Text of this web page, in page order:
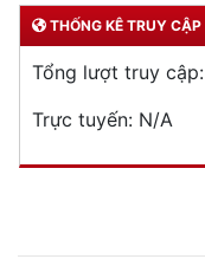
THỐNG KÊ TRUY CẬP
Tổng lượt truy cập:
Trực tuyến: N/A